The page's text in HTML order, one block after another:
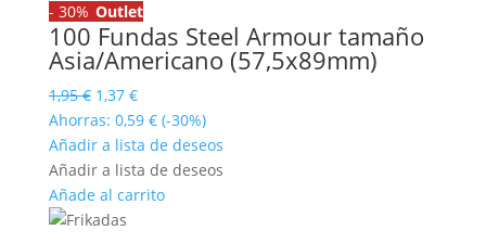
- 30% Outlet
100 Fundas Steel Armour tamaño
Asia/Americano (57,5x89mm)
1,95€ El
precio
original
era:
1,95 €.
1,37 €El
precio
actual
es:
1,37 €.
Ahorras: 0,59 € (-30%)
Añadir a lista de deseos
Añadir a lista de deseos
Añade al carrito